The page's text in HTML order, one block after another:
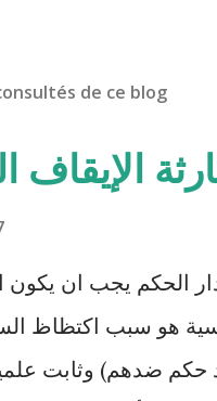
de ce blog
الإيقاف
الحكم يجب ان يكون
حكم ضدهم) وثابت